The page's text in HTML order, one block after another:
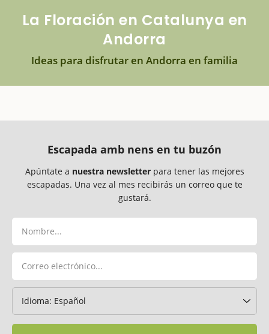
La Floración en Catalunya en
Andorra
Ideas para disfrutar en Andorra en familia
Escapada amb nens en tu buzón
Apúntate a nuestra newsletterpara tener las mejores
escapadas. Una vez al mes recibirás un correo que te
gustará.